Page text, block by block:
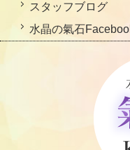
スタッフブログ
水晶の氣石